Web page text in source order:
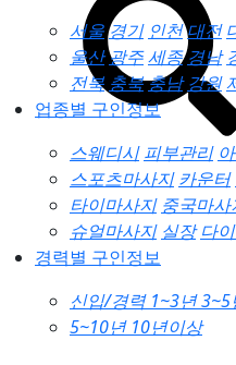
서울경기 인천대전
울산광주세종경남
전북 충북충남 강원
업종별 구인정보
스웨디시 피부관리
스포츠마사지 카운터
타이마사지 중국마사
슈얼마사지 실장 다
경력별 구인정보
신입/경력 1~3년3~5
5~10년 10년이상